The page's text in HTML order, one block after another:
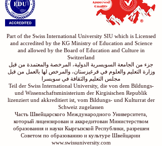
Part of the Swiss International University SIU which is Licensed
and accredited by the KG Ministry of Education and Science
and allowed by the Board of Education and Culture in
Switzerland
جزء من الجامعة السويسرية الدولية، المرخصة والمعتمدة من قبل
وزارة التعليم والعلوم في قرغيزستان، والمرخص لها بالعمل من قبل
مجلس التعليم والثقافة في سويسرا
Teil der Swiss International University, die von dem Bildungs-
und Wissenschaftsministerium der Kirgisischen Republik
lizenziert und akkreditiert ist, vom Bildungs- und Kulturrat der
Schweiz zugelassen
Часть Швейцарского Международного Университета,
который лицензирован и аккредитован Министерством
образования и науки Кыргызской Республики, разрешен
Советом по образованию и культуре Швейцарии
www.swissuniversity.com